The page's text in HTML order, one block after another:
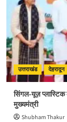
उत्तराखंड देहरादून
सिंगल-यूज़ प्लास्टिक
मुख्यमंत्री
Shubham Thakur